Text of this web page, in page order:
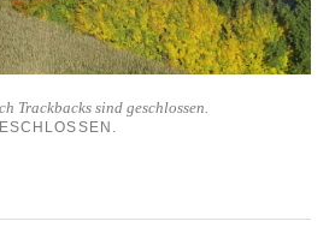
Trackbacks sind geschlossen.